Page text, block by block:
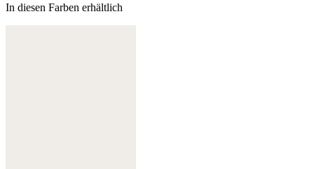
In diesen Farben erhältlich